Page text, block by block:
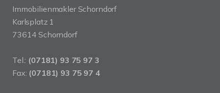
Immobilienmakler Schorndorf
Karlsplatz 1
73614 Schorndorf
Tel.: (07181) 93 75 97 3
Fax: (07181) 93 75 97 4